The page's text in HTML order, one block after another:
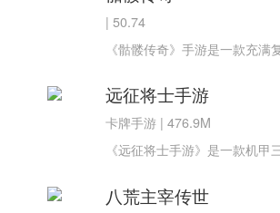
|50.74
远征将士手游
卡牌手游 |476.9M
八荒主宰传世